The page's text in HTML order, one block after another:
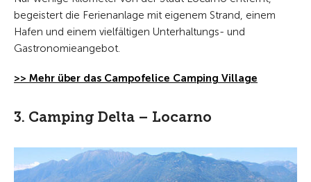
begeistert die Ferienanlage mit eigenem Strand, einem
Hafen und einem vielfältigen Unterhaltungs- und
Gastronomieangebot.
>> Mehr über das Campofelice Camping Village
3. Camping Delta – Locarno